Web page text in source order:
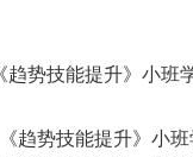
势技能提升》小班
趋势技能提升》小